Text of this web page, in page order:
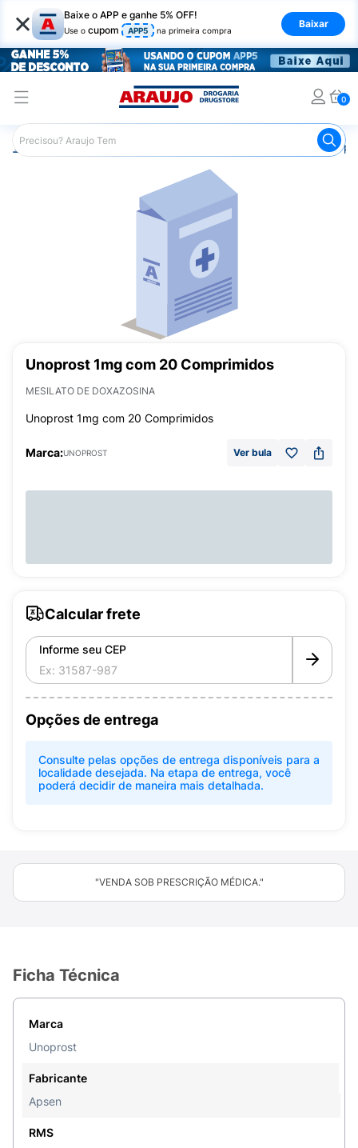
× Baixe o APP e ganhe 5% OFF!
Use o cupom APP5 na primeira compra
Baixar
0
Araujo Medicamentos Remédio
Unoprost 1mg com 20 Comprimidos
MESILATO DE DOXAZOSINA
Unoprost 1mg com 20 Comprimidos
Marca:UNOPROST Ver bula
Calcular frete
Informe seu CEP
Opções de entrega
Consulte pelas opções de entrega disponíveis para a
localidade desejada. Na etapa de entrega, você
poderá decidir de maneira mais detalhada.
"VENDA SOB PRESCRIÇÃO MÉDICA."
Ficha Técnica
Marca
Unoprost
Fabricante
Apsen
RMS